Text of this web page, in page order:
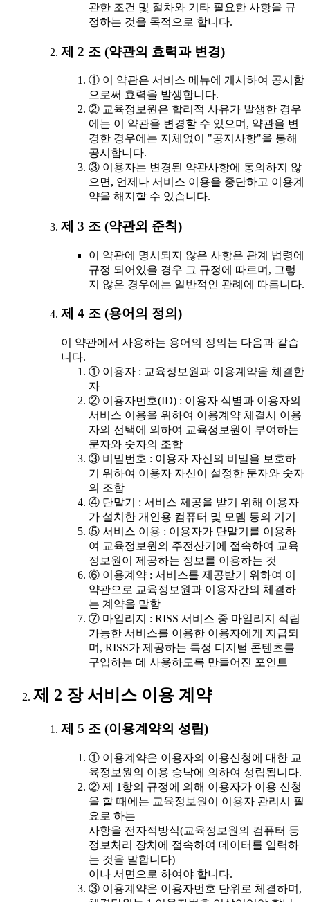
관한 조건 및 절차와 기타 필요한 사항을 규
정하는 것을 목적으로 합니다.
제 2 조 (약관의 효력과 변경)
① 이 약관은 서비스 메뉴에 게시하여 공시함
으로써 효력을 발생합니다.
② 교육정보원은 합리적 사유가 발생한 경우
에는 이 약관을 변경할 수 있으며, 약관을 변
경한 경우에는 지체없이 "공지사항"을 통해
공시합니다.
③ 이용자는 변경된 약관사항에 동의하지 않
으면, 언제나 서비스 이용을 중단하고 이용계
약을 해지할 수 있습니다.
제 3 조 (약관외 준칙)
이 약관에 명시되지 않은 사항은 관계 법령에
규정 되어있을 경우 그 규정에 따르며, 그렇
지 않은 경우에는 일반적인 관례에 따릅니다.
제 4 조 (용어의 정의)
이 약관에서 사용하는 용어의 정의는 다음과 같습
니다.
① 이용자 : 교육정보원과 이용계약을 체결한
자
② 이용자번호(ID) : 이용자 식별과 이용자의
서비스 이용을 위하여 이용계약 체결시 이용
자의 선택에 의하여 교육정보원이 부여하는
문자와 숫자의 조합
③ 비밀번호 : 이용자 자신의 비밀을 보호하
기 위하여 이용자 자신이 설정한 문자와 숫자
의 조합
④ 단말기 : 서비스 제공을 받기 위해 이용자
가 설치한 개인용 컴퓨터 및 모뎀 등의 기기
⑤ 서비스 이용 : 이용자가 단말기를 이용하
여 교육정보원의 주전산기에 접속하여 교육
정보원이 제공하는 정보를 이용하는 것
⑥ 이용계약 : 서비스를 제공받기 위하여 이
약관으로 교육정보원과 이용자간의 체결하
는 계약을 말함
⑦ 마일리지 : RISS 서비스 중 마일리지 적립
가능한 서비스를 이용한 이용자에게 지급되
며, RISS가 제공하는 특정 디지털 콘텐츠를
구입하는 데 사용하도록 만들어진 포인트
제 2 장 서비스 이용 계약
제 5 조 (이용계약의 성립)
① 이용계약은 이용자의 이용신청에 대한 교
육정보원의 이용 승낙에 의하여 성립됩니다.
② 제 1항의 규정에 의해 이용자가 이용 신청
을 할 때에는 교육정보원이 이용자 관리시 필
요로 하는
사항을 전자적방식(교육정보원의 컴퓨터 등
정보처리 장치에 접속하여 데이터를 입력하
는 것을 말합니다)
이나 서면으로 하여야 합니다.
③ 이용계약은 이용자번호 단위로 체결하며,